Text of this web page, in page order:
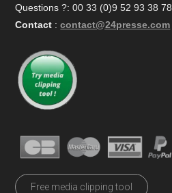
Questions ?: 00 33 (0)9 52 93 38 78
Contact : contact@24presse.com
Free media clipping tool